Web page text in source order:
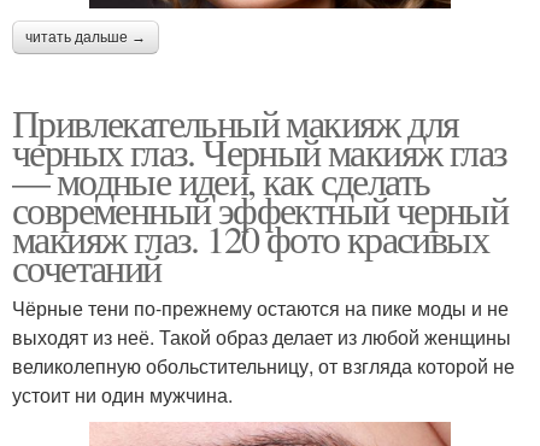
читать дальше →
Привлекательный макияж для
черных глаз. Черный макияж глаз
— модные идеи, как сделать
современный эффектный черный
макияж глаз. 120 фото красивых
сочетаний
Чёрные тени по-прежнему остаются на пике моды и не
выходят из неё. Такой образ делает из любой женщины
великолепную обольстительницу, от взгляда которой не
устоит ни один мужчина.